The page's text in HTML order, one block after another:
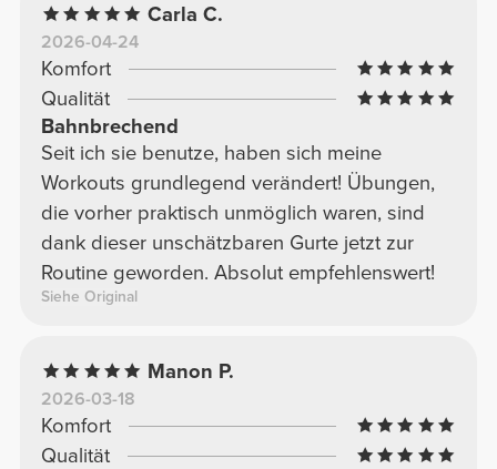
Carla C.
2026-04-24
Komfort
Qualität
Bahnbrechend
Seit ich sie benutze, haben sich meine
Workouts grundlegend verändert! Übungen,
die vorher praktisch unmöglich waren, sind
dank dieser unschätzbaren Gurte jetzt zur
Routine geworden. Absolut empfehlenswert!
Siehe Original
Manon P.
2026-03-18
Komfort
Qualität